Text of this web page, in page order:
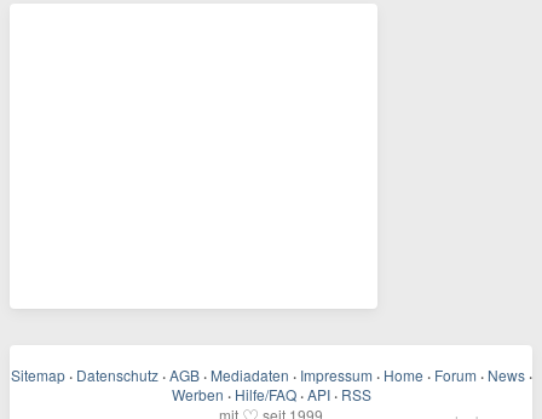
Sitemap · Datenschutz · AGB · Mediadaten · Impressum · Home · Forum · News ·
Werben · Hilfe/FAQ · API · RSS
mit
seit 1999